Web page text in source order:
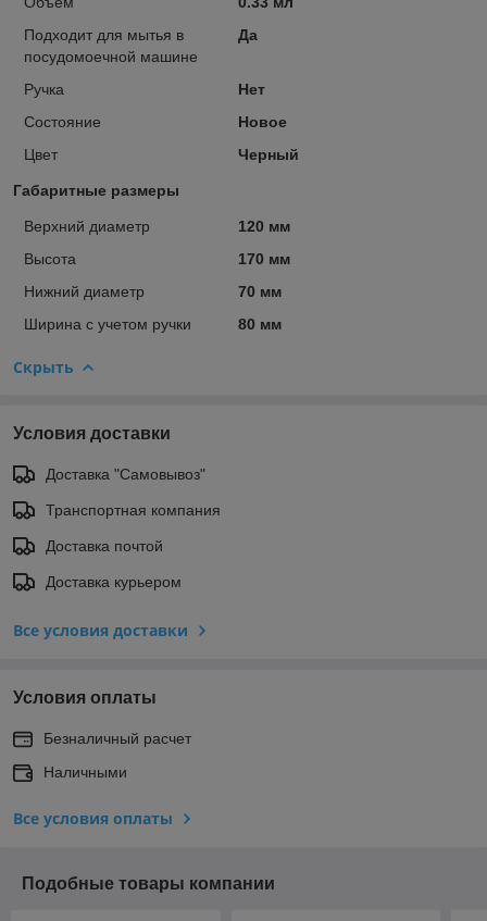
Подходит для мытья в
посудомоечной машине
Да
Ручка
Нет
Состояние
Новое
Цвет
Черный
Габаритные размеры
Верхний диаметр
120 мм
Высота
170 мм
Нижний диаметр
70 мм
Ширина с учетом ручки
80 мм
Скрыть
Условия доставки
Доставка "Самовывоз"
Транспортная компания
Доставка почтой
Доставка курьером
Все условия доставки
Условия оплаты
Безналичный расчет
Наличными
Все условия оплаты
Подобные товары компании